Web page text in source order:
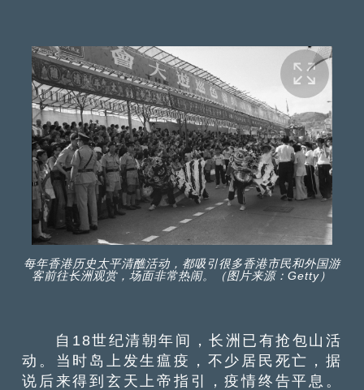
每年香港历史太平清醮活动，都吸引很多香港市民和外国游
客前往长洲观赏，场面非常热闹。（图片来源：Getty）
自18世纪清朝年间，长洲已有抢包山活
动。当时岛上发生瘟疫，不少居民死亡，据
说后来得到玄天上帝指引，疫情终告平息。